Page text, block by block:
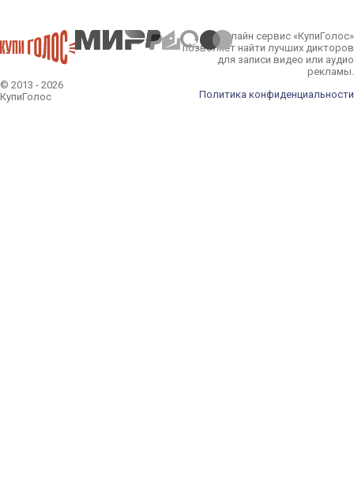
© 2013 - 2026
КупиГолос
Онлайн сервис «КупиГолос»
позволяет найти лучших дикторов
для записи видео или аудио
рекламы.
Политика конфиденциальности